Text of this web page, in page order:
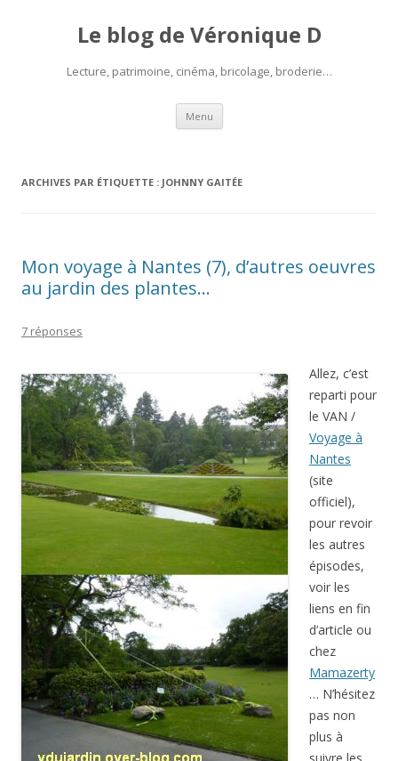
Le blog de Véronique D
Lecture, patrimoine, cinéma, bricolage, broderie…
Menu Aller
contenu
ARCHIVES PAR ÉTIQUETTE : JOHNNY GAITÉE
Mon voyage à Nantes (7), d’autres oeuvres
au jardin des plantes…
7 réponses
Allez, c’est
reparti pour
le VAN /
Voyage à
Nantes
(site
officiel),
pour revoir
les autres
épisodes,
voir les
liens en fin
d’article ou
chez
Mamazerty
… N’hésitez
pas non
plus à